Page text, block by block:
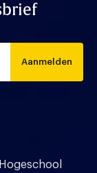
Aanmelden